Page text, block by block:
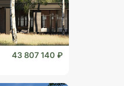
43 807 140 ₽